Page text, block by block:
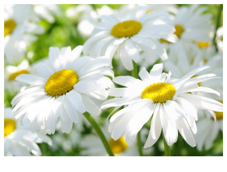
Перейти
к
содержимому